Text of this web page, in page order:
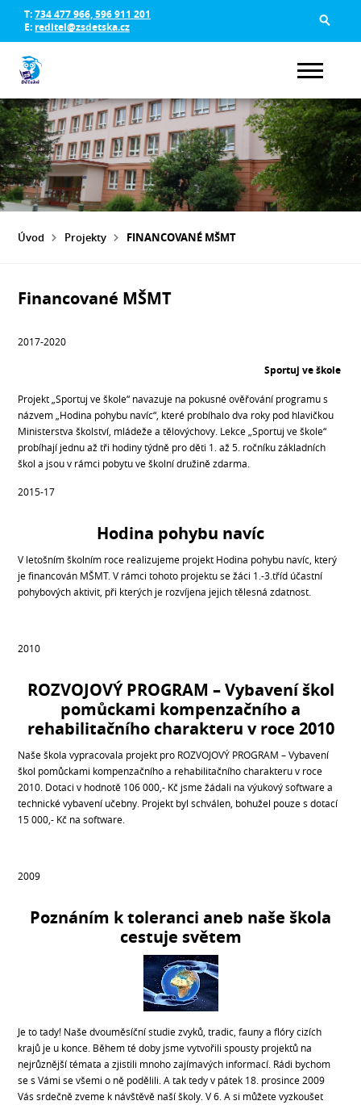
T:734 477 966, 596 911 201
E: reditel@zsdetska.cz
Úvod Projekty FINANCOVANÉ MŠMT
Financované MŠMT
2017-2020
Sportuj ve škole
Projekt „Sportuj ve škole“ navazuje na pokusné ověřování programu s
názvem „Hodina pohybu navíc“, které probíhalo dva roky pod hlavičkou
Ministerstva školství, mládeže a tělovýchovy. Lekce „Sportuj ve škole“
probíhají jednu až tři hodiny týdně pro děti 1. až 5. ročníku základních
škol a jsou v rámci pobytu ve školní družině zdarma.
2015-17
Hodina pohybu navíc
V letošním školním roce realizujeme projekt Hodina pohybu navíc, který
je financován MŠMT. V rámci tohoto projektu se žáci 1.-3.tříd účastní
pohybových aktivit, při kterých je rozvíjena jejich tělesná zdatnost.
2010
ROZVOJOVÝ PROGRAM – Vybavení škol
pomůckami kompenzačního a
rehabilitačního charakteru v roce 2010
Naše škola vypracovala projekt pro ROZVOJOVÝ PROGRAM – Vybavení
škol pomůckami kompenzačního a rehabilitačního charakteru v roce
2010. Dotaci v hodnotě 106 000,- Kč jsme žádali na výukový software a
technické vybavení učebny. Projekt byl schválen, bohužel pouze s dotací
15 000,- Kč na software.
2009
Poznáním k toleranci aneb naše škola
cestuje světem
Je to tady! Naše dvouměsíční studie zvyků, tradic, fauny a flóry cizích
krajů je u konce. Během té doby jsme vytvořili spousty projektů na
nejrůznější témata a zjistili mnoho zajímavých informací. Rádi bychom
se s Vámi se všemi o ně podělili. A tak tedy v pátek 18. prosince 2009
Vás srdečně zveme k návštěvě naší školy. V 6. A si můžete vyzkoušet